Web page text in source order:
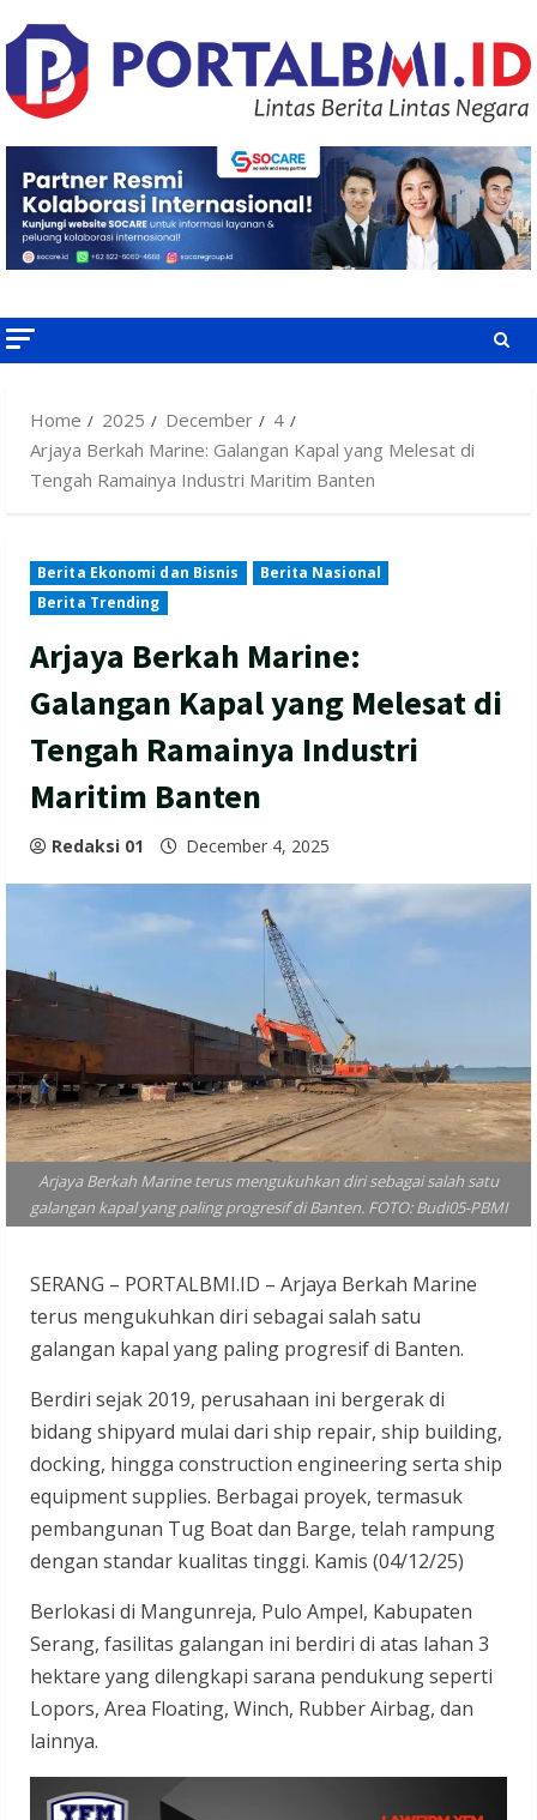
to
content
Home 2025 December
4
Arjaya Berkah Marine: Galangan Kapal yang Melesat di
Tengah Ramainya Industri Maritim Banten
Berita Ekonomi dan Bisnis
Berita Nasional
Berita Trending
Arjaya Berkah Marine:
Galangan Kapal yang Melesat di
Tengah Ramainya Industri
Maritim Banten
Redaksi 01 December 4, 2025
Arjaya Berkah Marine terus mengukuhkan diri sebagai salah satu
galangan kapal yang paling progresif di Banten. FOTO: Budi05-PBMI
SERANG – PORTALBMI.ID – Arjaya Berkah Marine
terus mengukuhkan diri sebagai salah satu
galangan kapal yang paling progresif di Banten.
Berdiri sejak 2019, perusahaan ini bergerak di
bidang shipyard mulai dari ship repair, ship building,
docking, hingga construction engineering serta ship
equipment supplies. Berbagai proyek, termasuk
pembangunan Tug Boat dan Barge, telah rampung
dengan standar kualitas tinggi. Kamis (04/12/25)
Berlokasi di Mangunreja, Pulo Ampel, Kabupaten
Serang, fasilitas galangan ini berdiri di atas lahan 3
hektare yang dilengkapi sarana pendukung seperti
Lopors, Area Floating, Winch, Rubber Airbag, dan
lainnya.